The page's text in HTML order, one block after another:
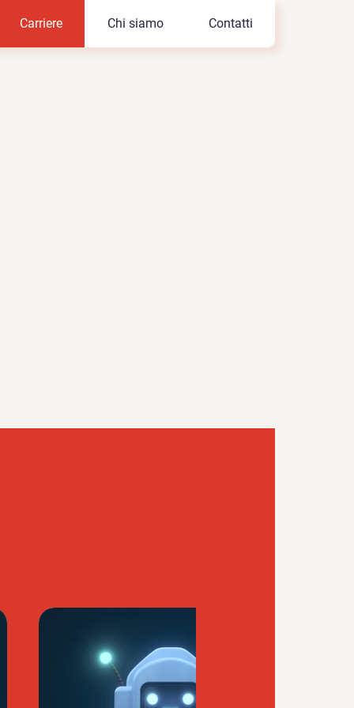
Carriere Chi siamo Contatti